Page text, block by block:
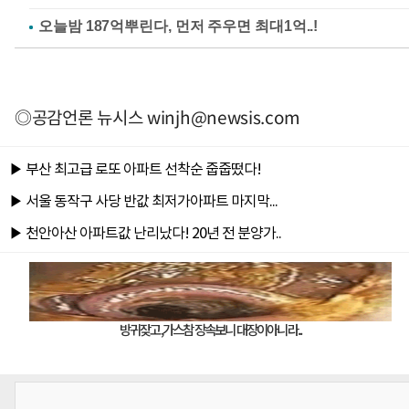
◎공감언론 뉴시스winjh@newsis.com